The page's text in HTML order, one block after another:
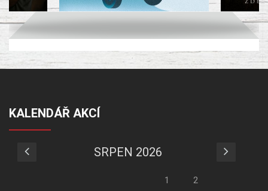
KALENDÁŘ AKCÍ
SRPEN 2026
1 2